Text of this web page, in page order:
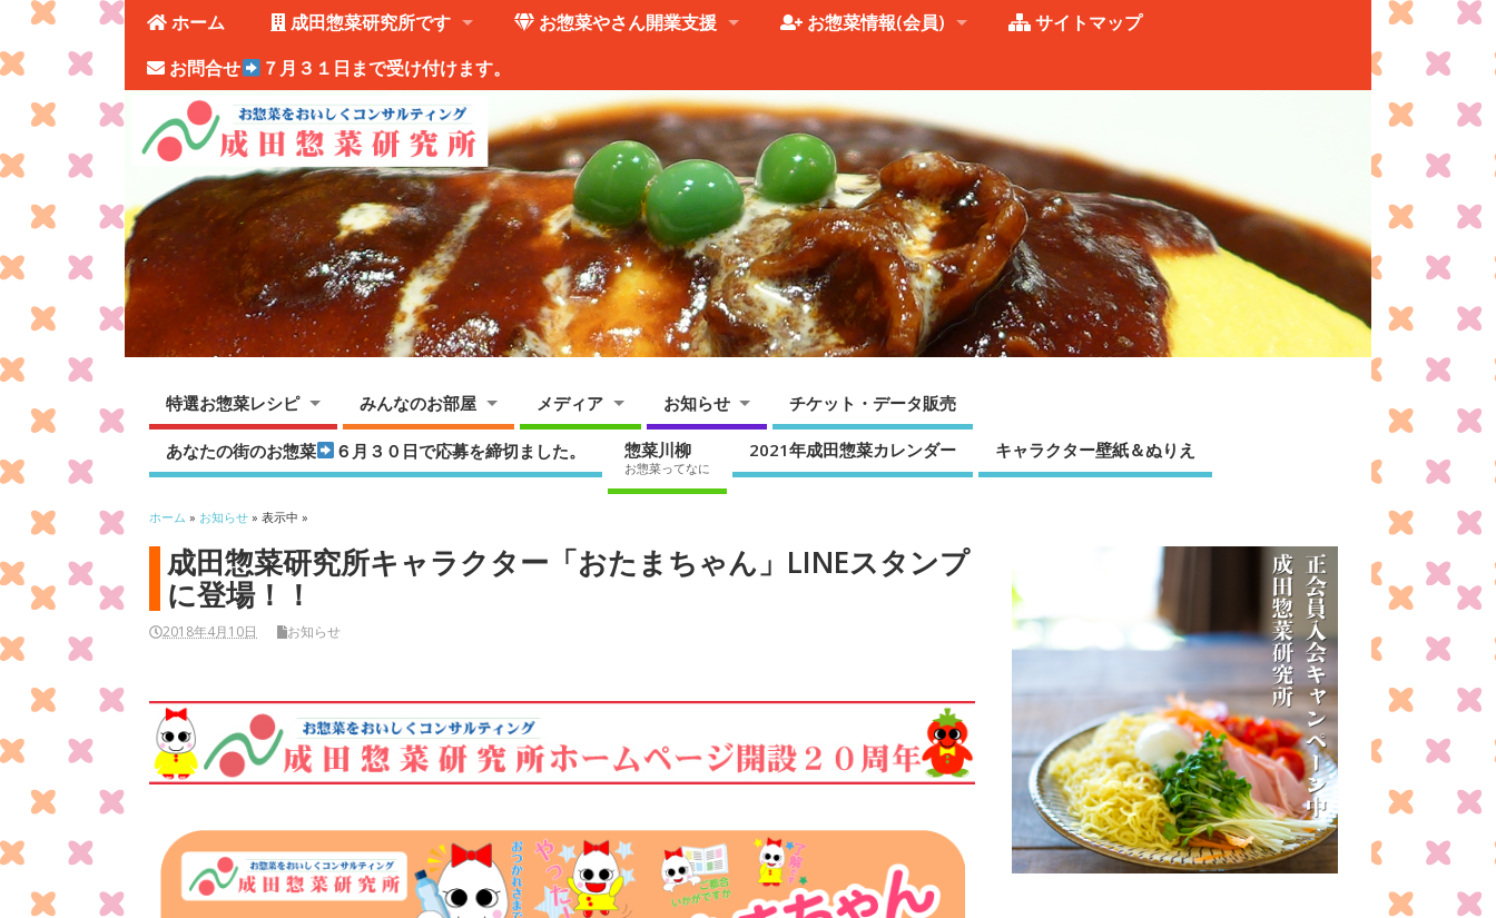
ホーム 成田惣菜研究所です お惣菜やさん開業支援 お惣菜情報(会員)
サイトマップ
お問合せ
７月３１日まで受け付けます。
特選お惣菜レシピ みんなのお部屋 メディア お知らせ チケット・データ販売
あなたの街のお惣菜 ６月３０日で応募を締切ました。 惣菜川柳
お惣菜ってなに
2021年成田惣菜カレンダー キャラクター壁紙＆ぬりえ
ホーム » お知らせ » 表示中 »
成田惣菜研究所キャラクター「おたまちゃん」LINEスタンプ
に登場！！
2018年4月10日 お知らせ